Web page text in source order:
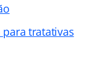
para tratativas